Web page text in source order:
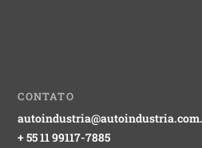
CONTATO
+ 55 11 99117-7885